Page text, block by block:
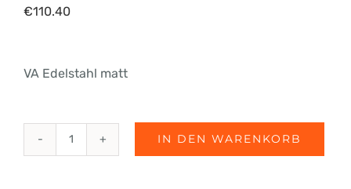
€110.40
VA Edelstahl matt
fri-
IN DEN WARENKORB